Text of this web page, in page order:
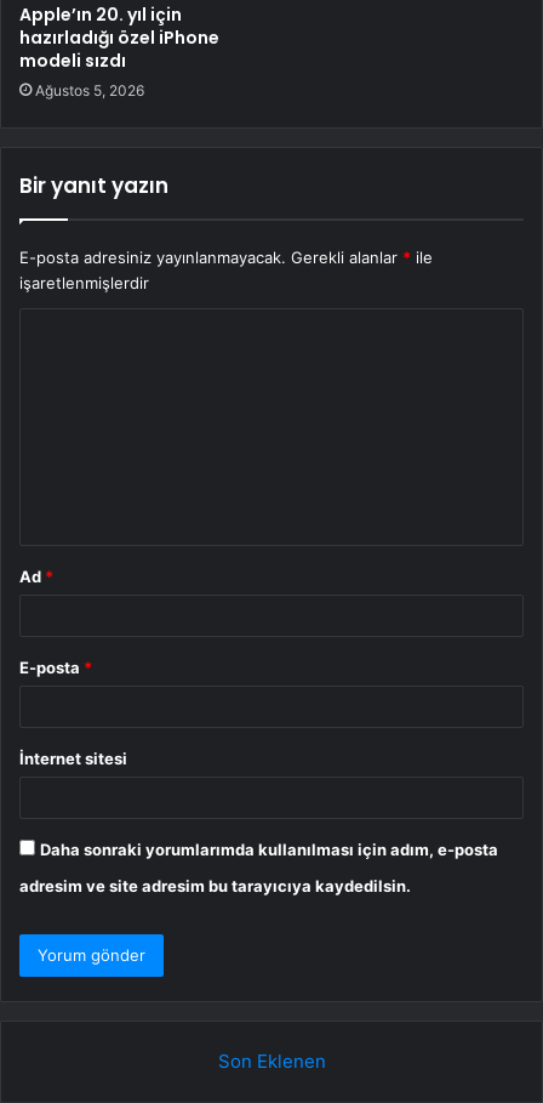
Apple’ın 20. yıl için
hazırladığı özel iPhone
modeli sızdı
Ağustos 5, 2026
Bir yanıt yazın
E-posta adresiniz yayınlanmayacak. Gerekli alanlar * ile
işaretlenmişlerdir
Ad *
E-posta *
İnternet sitesi
Daha sonraki yorumlarımda kullanılması için adım, e-posta
adresim ve site adresim bu tarayıcıya kaydedilsin.
Son Eklenen